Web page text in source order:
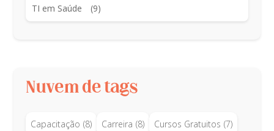
TI em Saúde (9)
Nuvem de tags
Capacitação (8) Carreira (8) Cursos Gratuitos (7)